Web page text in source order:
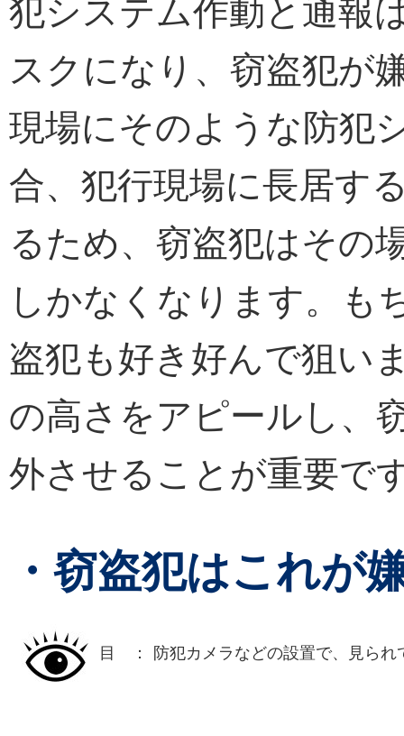
犯システム作動と通報
スクになり、窃盗犯が
現場にそのような防犯
合、犯行現場に長居す
るため、窃盗犯はその
しかなくなります。も
盗犯も好き好んで狙い
の高さをアピールし、
外させることが重要で
・窃盗犯はこれが
目 ： 防犯カメラなどの設置で、見ら